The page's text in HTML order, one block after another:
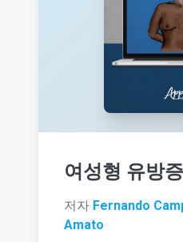
여성형 유방
저자 Fernando
Amato